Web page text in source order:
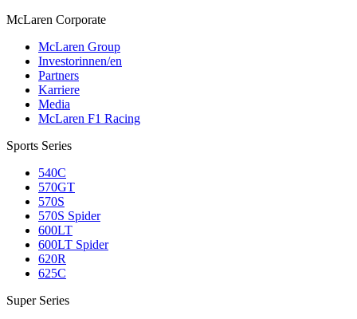
McLaren Corporate
McLaren Group
Investorinnen/en
Partners
Karriere
Media
McLaren F1 Racing
Sports Series
540C
570GT
570S
570S Spider
600LT
600LT Spider
620R
625C
Super Series